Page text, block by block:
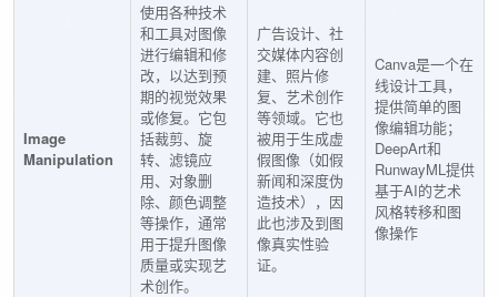
Image
Manipulation
使用各种技术
和工具对图像
进行编辑和修
改，以达到预
期的视觉效果
或修复。它包
括裁剪、旋
转、滤镜应
用、对象删
除、颜色调整
等操作，通常
用于提升图像
质量或实现艺
术创作。
广告设计、社
交媒体内容创
建、照片修
复、艺术创作
等领域。它也
被用于生成虚
假图像（如假
新闻和深度伪
造技术），因
此也涉及到图
像真实性验
证。
Canva是一个在
线设计工具，
提供简单的图
像编辑功能；
DeepArt和
RunwayML提供
基于AI的艺术
风格转移和图
像操作